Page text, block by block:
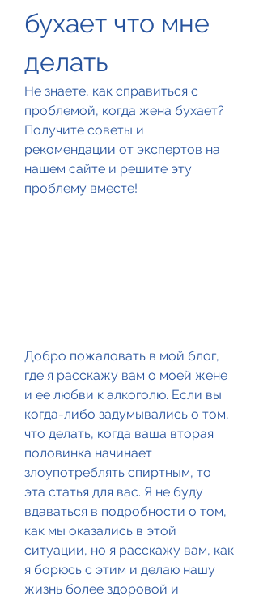
бухает что мне
делать
Не знаете, как справиться с
проблемой, когда жена бухает?
Получите советы и
рекомендации от экспертов на
нашем сайте и решите эту
проблему вместе!
Добро пожаловать в мой блог,
где я расскажу вам о моей жене
и ее любви к алкоголю. Если вы
когда-либо задумывались о том,
что делать, когда ваша вторая
половинка начинает
злоупотреблять спиртным, то
эта статья для вас. Я не буду
вдаваться в подробности о том,
как мы оказались в этой
ситуации, но я расскажу вам, как
я борюсь с этим и делаю нашу
жизнь более здоровой и